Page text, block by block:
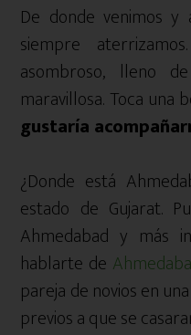
De donde venimos y
siempre
asombroso, lleno
maravillosa. Toca una
gustaría
¿Donde está
estado de Gujarat.
Ahmedabad y más
hablarte de
pareja de novios en
previos a que se